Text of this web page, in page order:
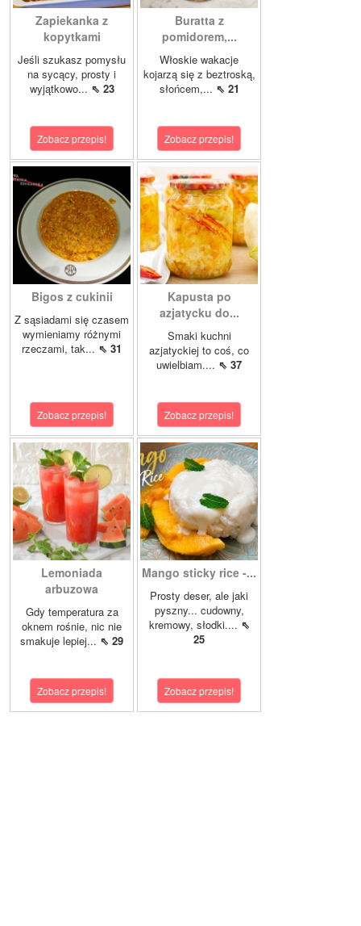
Zapiekanka z
kopytkami
Jeśli szukasz pomysłu
na sycący, prosty i
wyjątkowo... ⇖ 23
Zobacz przepis!
Buratta z
pomidorem,...
Włoskie wakacje
kojarzą się z beztroską,
słońcem,... ⇖ 21
Zobacz przepis!
Bigos z cukinii
Z sąsiadami się czasem
wymieniamy różnymi
rzeczami, tak... ⇖ 31
Zobacz przepis!
Kapusta po
azjatycku do...
Smaki kuchni
azjatyckiej to coś, co
uwielbiam.... ⇖ 37
Zobacz przepis!
Lemoniada
arbuzowa
Gdy temperatura za
oknem rośnie, nic nie
smakuje lepiej... ⇖ 29
Zobacz przepis!
Mango sticky rice -...
Prosty deser, ale jaki
pyszny... cudowny,
kremowy, słodki.... ⇖
25
Zobacz przepis!